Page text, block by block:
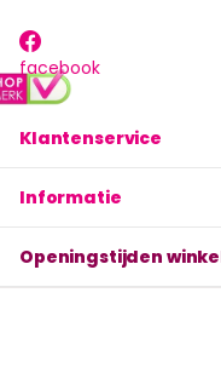
Klantenservice
Informatie
Openingstijden
facebook